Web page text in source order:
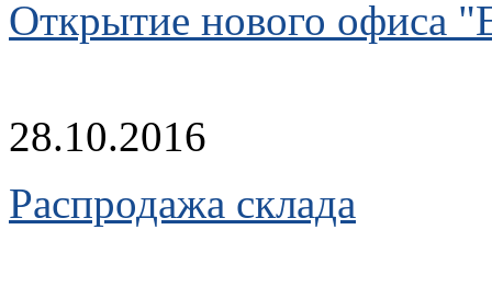
Открытие нового офиса
28.10.2016
Распродажа склада